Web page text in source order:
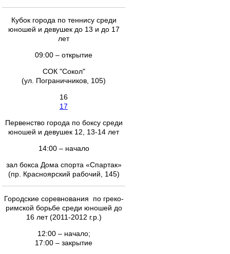
Кубок города по теннису среди
юношей и девушек до 13 и до 17
лет
09:00 – открытие
СОК "Сокол"
(ул. Пограничников, 105)
16
17
Первенство города по боксу среди
юношей и девушек 12, 13-14 лет
14:00 – начало
зал бокса Дома спорта «Спартак»
(пр. Красноярский рабочий, 145)
Городские соревнования по греко-
римской борьбе среди юношей до
16 лет (2011-2012 г.р.)
12:00 – начало;
17:00 – закрытие